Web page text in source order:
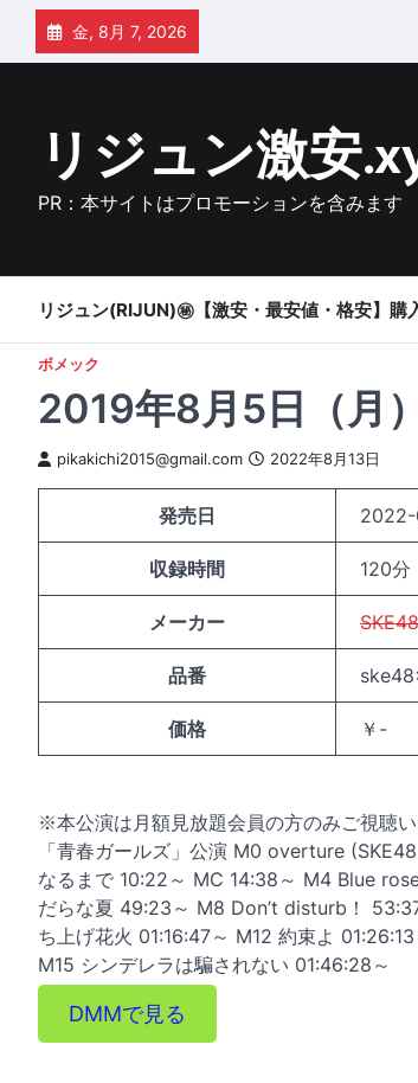
Skip
content
金, 8月 7, 2026
リジュン激安
PR：本サイトはプロモーションを含みます
リジュン(RIJUN)㊙【激安・最安値・格安】
ボメック
2019年8月5日（月
pikakichi2015@gmail.com 2022年8月13日
発売日
収録時間 120分
メーカー
品番
価格 ￥-
※本公演は月額見放題会員の方のみご視聴
「青春ガールズ」公演 M0 overture
なるまで 10:22～ MC 14:38～ M4 Blue
だらな夏 49:23～ M8 Don’t disturb！
ち上げ花火 01:16:47～ M12 約束よ
M15 シンデレラは騙されない 01:46:28～
DMMで見る